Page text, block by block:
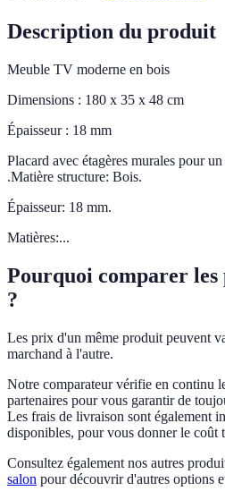
Description du produit
Meuble TV moderne en bois
Dimensions : 180 x 35 x 48 cm
Épaisseur : 18 mm
Placard avec étagères murales pour
.Matière structure: Bois.
Épaisseur: 18 mm.
Matières:...
Pourquoi comparer
?
Les prix d'un même produit peuvent
marchand à l'autre.
Notre comparateur vérifie en continu
partenaires pour vous garantir de
Les frais de livraison sont également
disponibles, pour vous donner le coût
Consultez également nos autres
salon pour découvrir d'autres options